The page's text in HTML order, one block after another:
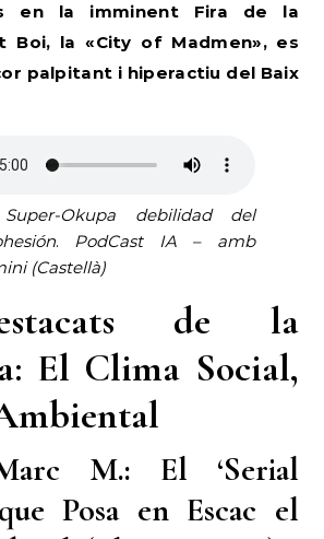
en la imminent Fira de la
Boi, la «City of Madmen», es
palpitant i hiperactiu del Baix
Okupa debilidad del
. PodCast IA – amb
(Castellà)
de la
El Clima Social,
M.: El ‘Serial
Posa en Escac el